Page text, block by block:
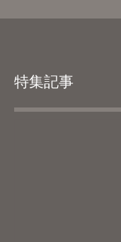
特集記事